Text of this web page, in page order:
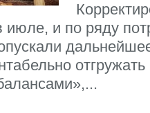
и по ряду